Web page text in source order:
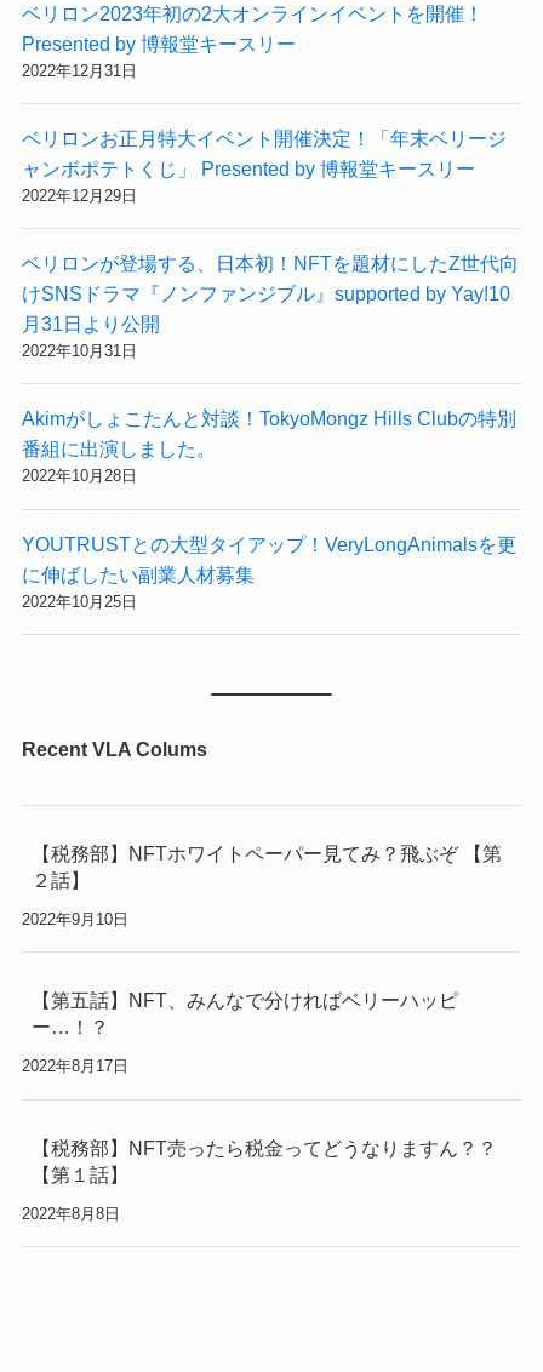
ベリロン2023年初の2大オンラインイベントを開催！
Presented by 博報堂キースリー
2022年12月31日
ベリロンお正月特大イベント開催決定！「年末ベリージ
ャンボポテトくじ」 Presented by 博報堂キースリー
2022年12月29日
ベリロンが登場する、日本初！NFTを題材にしたZ世代向
けSNSドラマ『ノンファンジブル』supported by Yay!10
月31日より公開
2022年10月31日
Akimがしょこたんと対談！TokyoMongz Hills Clubの特別
番組に出演しました。
2022年10月28日
YOUTRUSTとの大型タイアップ！VeryLongAnimalsを更
に伸ばしたい副業人材募集
2022年10月25日
Recent VLA Colums
【税務部】NFTホワイトペーパー見てみ？飛ぶぞ 【第
２話】
2022年9月10日
【第五話】NFT、みんなで分ければベリーハッピ
ー…！？
2022年8月17日
【税務部】NFT売ったら税金ってどうなりますん？？
【第１話】
2022年8月8日